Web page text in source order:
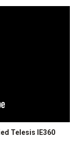
Telesis IE360